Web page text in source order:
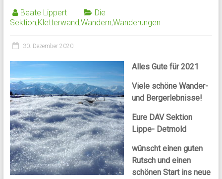
Beate Lippert
Die
Sektion,Kletterwand,Wandern,Wanderungen
30. Dezember 2020
Alles Gute für 2021
Viele schöne Wander-
und Bergerlebnisse!
Eure DAV Sektion
Lippe- Detmold
wünscht einen guten
Rutsch und einen
schönen Start ins neue